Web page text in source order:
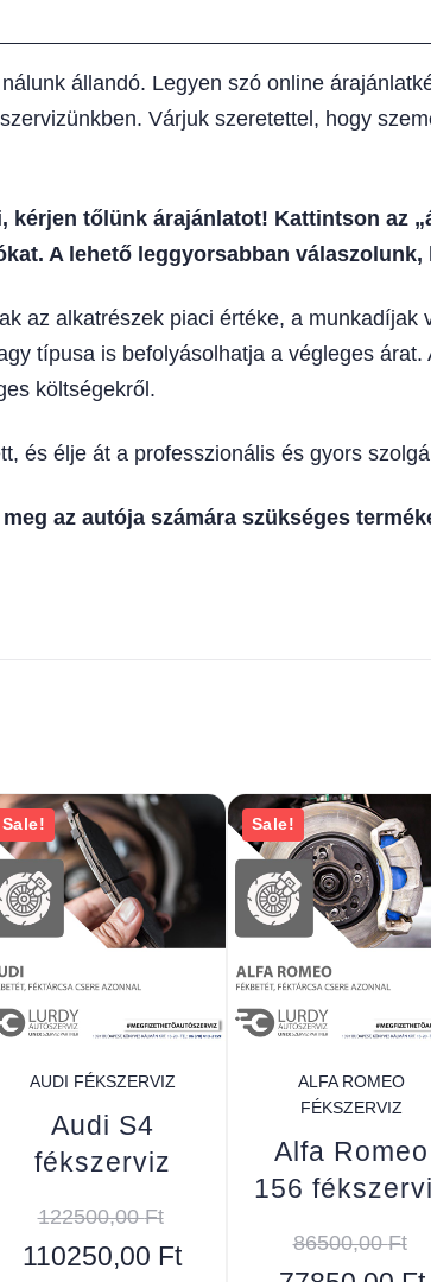
állandó. Legyen szó online
Várjuk szeretettel, hogy
tőlünk árajánlatot! Kattintson az
A lehető leggyorsabban
az alkatrészek piaci értéke, a
típusa is befolyásolhatja a végleges
költségekről.
és élje át a professzionális és gyors
az autója számára szükséges
Sale!
AUDI FÉKSZERVIZ
Audi S4
fékszerviz
122500,00Ft
110250,00 Ft
Sale!
ALFA ROMEO
FÉKSZERVIZ
Alfa Romeo
156
86500,00Ft